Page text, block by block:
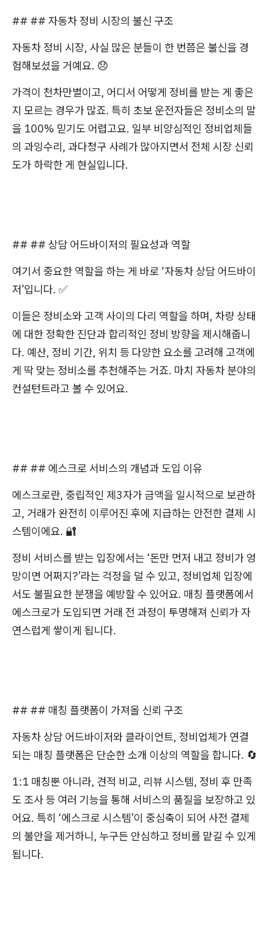
## ## 자동차 정비 시장의 불신 구조
자동차 정비 시장, 사실 많은 분들이 한 번쯤은 불신을 경
험해보셨을 거예요. 😞
가격이 천차만별이고, 어디서 어떻게 정비를 받는 게 좋은
지 모르는 경우가 많죠. 특히 초보 운전자들은 정비소의 말
을 100% 믿기도 어렵고요. 일부 비양심적인 정비업체들
의 과잉수리, 과다청구 사례가 많아지면서 전체 시장 신뢰
도가 하락한 게 현실입니다.
## ## 상담 어드바이저의 필요성과 역할
여기서 중요한 역할을 하는 게 바로 ‘자동차 상담 어드바이
저’입니다. ✅
이들은 정비소와 고객 사이의 다리 역할을 하며, 차량 상태
에 대한 정확한 진단과 합리적인 정비 방향을 제시해줍니
다. 예산, 정비 기간, 위치 등 다양한 요소를 고려해 고객에
게 딱 맞는 정비소를 추천해주는 거죠. 마치 자동차 분야의
컨설턴트라고 볼 수 있어요.
## ## 에스크로 서비스의 개념과 도입 이유
에스크로란, 중립적인 제3자가 금액을 일시적으로 보관하
고, 거래가 완전히 이루어진 후에 지급하는 안전한 결제 시
스템이에요. 🔐
정비 서비스를 받는 입장에서는 ‘돈만 먼저 내고 정비가 엉
망이면 어쩌지?’라는 걱정을 덜 수 있고, 정비업체 입장에
서도 불필요한 분쟁을 예방할 수 있어요. 매칭 플랫폼에서
에스크로가 도입되면 거래 전 과정이 투명해져 신뢰가 자
연스럽게 쌓이게 됩니다.
## ## 매칭 플랫폼이 가져올 신뢰 구조
자동차 상담 어드바이저와 클라이언트, 정비업체가 연결
되는 매칭 플랫폼은 단순한 소개 이상의 역할을 합니다. 🔄
1:1 매칭뿐 아니라, 견적 비교, 리뷰 시스템, 정비 후 만족
도 조사 등 여러 기능을 통해 서비스의 품질을 보장하고 있
어요. 특히 ‘에스크로 시스템’이 중심축이 되어 사전 결제
의 불안을 제거하니, 누구든 안심하고 정비를 맡길 수 있게
됩니다.